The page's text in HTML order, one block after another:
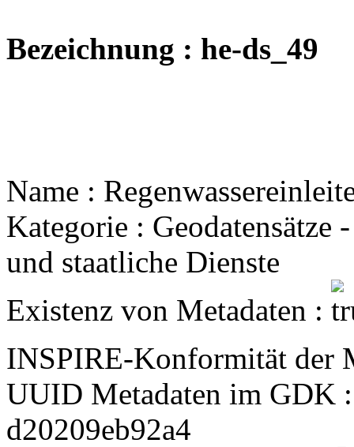
Bezeichnung : he-ds_49
Name :
Kategorie : Geodatensätze
und staatliche Dienste
Existenz von Metadaten :
INSPIRE-Konformität der
UUID Metadaten im GDK
d20209eb92a4